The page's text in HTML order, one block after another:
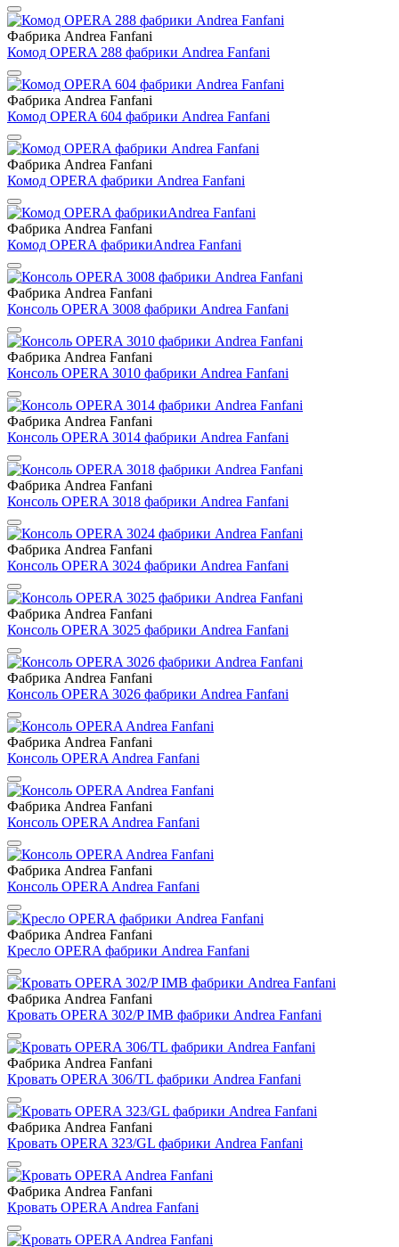
Фабрика Andrea Fanfani
Комод OPERA 288 фабрики Andrea Fanfani
Фабрика Andrea Fanfani
Комод OPERA 604 фабрики Andrea Fanfani
Фабрика Andrea Fanfani
Комод OPERA фабрики Andrea Fanfani
Фабрика Andrea Fanfani
Комод OPERA фабрикиAndrea Fanfani
Фабрика Andrea Fanfani
Консоль OPERA 3008 фабрики Andrea Fanfani
Фабрика Andrea Fanfani
Консоль OPERA 3010 фабрики Andrea Fanfani
Фабрика Andrea Fanfani
Консоль OPERA 3014 фабрики Andrea Fanfani
Фабрика Andrea Fanfani
Консоль OPERA 3018 фабрики Andrea Fanfani
Фабрика Andrea Fanfani
Консоль OPERA 3024 фабрики Andrea Fanfani
Фабрика Andrea Fanfani
Консоль OPERA 3025 фабрики Andrea Fanfani
Фабрика Andrea Fanfani
Консоль OPERA 3026 фабрики Andrea Fanfani
Фабрика Andrea Fanfani
Консоль OPERA Andrea Fanfani
Фабрика Andrea Fanfani
Консоль OPERA Andrea Fanfani
Фабрика Andrea Fanfani
Консоль OPERA Andrea Fanfani
Фабрика Andrea Fanfani
Кресло OPERA фабрики Andrea Fanfani
Фабрика Andrea Fanfani
Кровать OPERA 302/P IMB фабрики Andrea Fanfani
Фабрика Andrea Fanfani
Кровать OPERA 306/TL фабрики Andrea Fanfani
Фабрика Andrea Fanfani
Кровать OPERA 323/GL фабрики Andrea Fanfani
Фабрика Andrea Fanfani
Кровать OPERA Andrea Fanfani